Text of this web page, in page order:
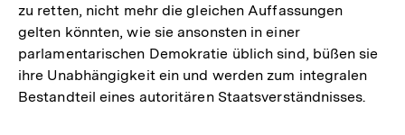
zu retten, nicht mehr die gleichen Auffassungen
gelten könnten, wie sie ansonsten in einer
parlamentarischen Demokratie üblich sind, büßen sie
ihre Unabhängigkeit ein und werden zum integralen
Bestandteil eines autoritären Staatsverständnisses.